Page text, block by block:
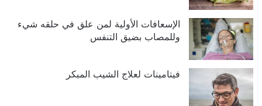
الإسعافات الأولية لمن علق في حلقه شيء
وللمصاب بضيق التنفس
فيتامينات لعلاج الشيب المبكر